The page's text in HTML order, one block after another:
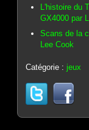
L'histoire du
GX4000 par
Scans de la
Lee Cook
Catégorie :jeux